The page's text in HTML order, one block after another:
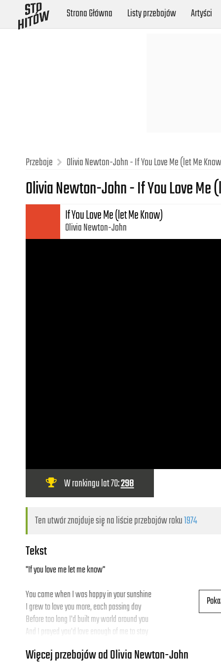
Strona Główna Listy przebojów Artyści
Przeboje Olivia Newton-John - If You Love Me (let Me
Olivia Newton-John - If You Love Me
If You Love Me (let Me Know)
Olivia Newton-John
W rankingu lat 70:298
Ten utwór znajduje się na liście przebojów roku1974
Tekst
"If you love me let me know"
You came when I was happy in your sunshine
I grew to love you more, each passing day
Before too long I'd built my world around you
And I prayed you'd love enough of me to stay
If you love me, let me know, if you don't, then let me go
Więcej przebojów od Olivia Newton-John